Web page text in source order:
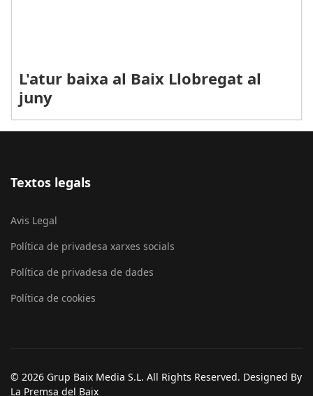
L'atur baixa al Baix Llobregat al
juny
Textos legals
Avis Legal
Política de privadesa xarxes socials
Política de privadesa de dades
Política de cookies
© 2026 Grup Baix Media S.L. All Rights Reserved. Designed By
La Premsa del Baix